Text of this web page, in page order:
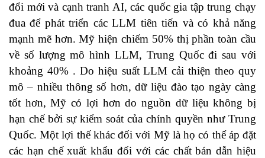
đổi mới và cạnh tranh AI, các quốc gia tập trung chạy
đua để phát triển các LLM tiên tiến và có khả năng
mạnh mẽ hơn. Mỹ hiện chiếm 50% thị phần toàn cầu
về số lượng mô hình LLM, Trung Quốc đi sau với
khoảng 40% . Do hiệu suất LLM cải thiện theo quy
mô – nhiều thông số hơn, dữ liệu đào tạo ngày càng
tốt hơn, Mỹ có lợi hơn do nguồn dữ liệu không bị
hạn chế bởi sự kiểm soát của chính quyền như Trung
Quốc. Một lợi thế khác đối với Mỹ là họ có thể áp đặt
các hạn chế xuất khẩu đối với các chất bán dẫn hiệu